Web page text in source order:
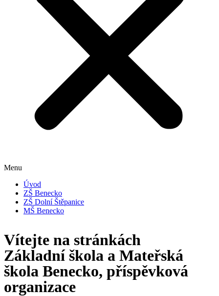
Menu
Úvod
ZŠ Benecko
ZŠ Dolní Štěpanice
MŠ Benecko
Vítejte na stránkách
Základní škola a Mateřská
škola Benecko, příspěvková
organizace